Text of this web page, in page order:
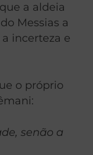
a aldeia
Messias a
incerteza e
o próprio
senão a